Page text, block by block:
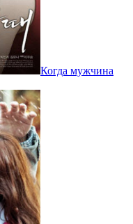
Когда мужчина